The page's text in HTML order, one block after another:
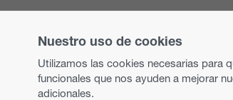
Nuestro uso de cookies
Utilizamos las cookies necesarias para
funcionales que nos ayuden a mejorar
adicionales.